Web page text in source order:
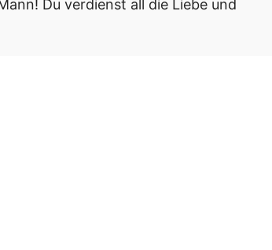
Du verdienst all die Liebe und